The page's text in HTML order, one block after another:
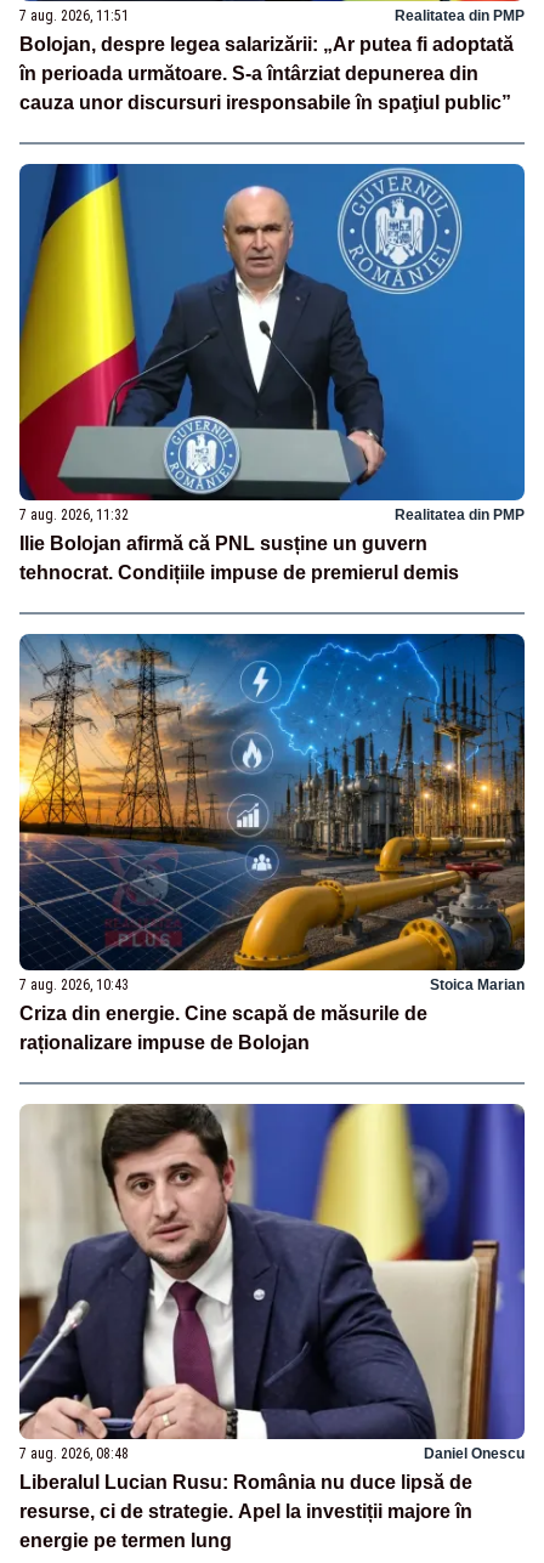
7 aug. 2026, 11:51 Realitatea din PMP
Bolojan, despre legea salarizării: „Ar putea fi adoptată
în perioada următoare. S-a întârziat depunerea din
cauza unor discursuri iresponsabile în spaţiul public”
7 aug. 2026, 11:32 Realitatea din PMP
Ilie Bolojan afirmă că PNL susține un guvern
tehnocrat. Condițiile impuse de premierul demis
7 aug. 2026, 10:43 Stoica Marian
Criza din energie. Cine scapă de măsurile de
raționalizare impuse de Bolojan
7 aug. 2026, 08:48 Daniel Onescu
Liberalul Lucian Rusu: România nu duce lipsă de
resurse, ci de strategie. Apel la investiții majore în
energie pe termen lung